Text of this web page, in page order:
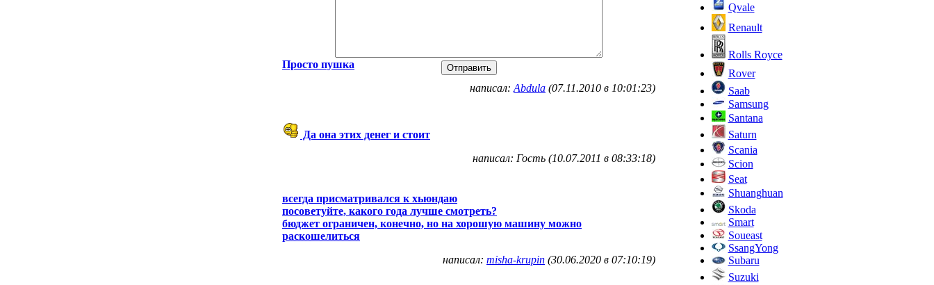
Просто пушка
написал: Abdula (07.11.2010 в 10:01:23)
Да она этих денег и стоит
написал: Гость (10.07.2011 в 08:33:18)
всегда присматривался к хьюндаю
посоветуйте, какого года лучше смотреть?
бюджет ограничен, конечно, но на хорошую машину можно
раскошелиться
написал: misha-krupin (30.06.2020 в 07:10:19)
Qvale
Renault
Rolls Royce
Rover
Saab
Samsung
Santana
Saturn
Scania
Scion
Seat
Shuanghuan
Skoda
Smart
Soueast
SsangYong
Subaru
Suzuki